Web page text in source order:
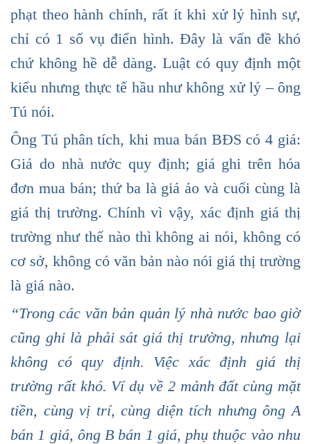
phạt theo hành chính, rất ít khi xử lý hình sự,
chỉ có 1 số vụ điển hình. Đây là vấn đề khó
chứ không hề dễ dàng. Luật có quy định một
kiểu nhưng thực tế hầu như không xử lý – ông
Tú nói.
Ông Tú phân tích, khi mua bán BĐS có 4 giá:
Giá do nhà nước quy định; giá ghi trên hóa
đơn mua bán; thứ ba là giá ảo và cuối cùng là
giá thị trường. Chính vì vậy, xác định giá thị
trường như thế nào thì không ai nói, không có
cơ sở, không có văn bản nào nói giá thị trường
là giá nào.
“Trong các văn bản quản lý nhà nước bao giờ
cũng ghi là phải sát giá thị trường, nhưng lại
không có quy định. Việc xác định giá thị
trường rất khó. Ví dụ về 2 mảnh đất cùng mặt
tiền, cùng vị trí, cùng diện tích nhưng ông A
bán 1 giá, ông B bán 1 giá, phụ thuộc vào nhu